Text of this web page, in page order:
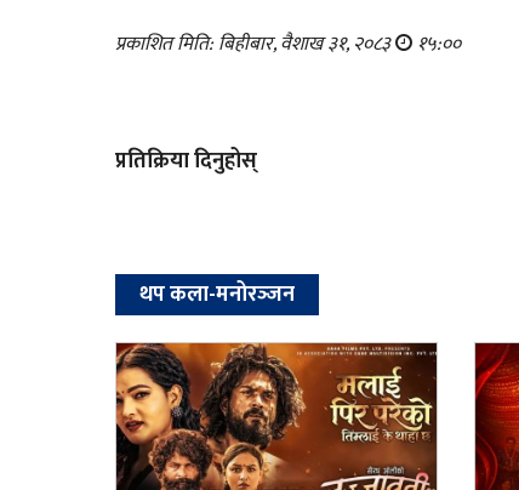
प्रकाशित मिति: बिहीबार, वैशाख ३१, २०८३ १५:००
प्रतिक्रिया दिनुहोस्
थप कला-मनोरञ्‍जन